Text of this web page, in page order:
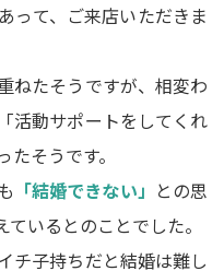
って、ご来店いただきま
ねたそうですが、相変わ
活動サポートをしてくれ
そうです。
「結婚できない」 との思
ているとのことでした。
チ子持ちだと結婚は難し